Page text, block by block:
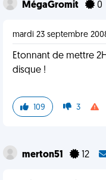
MégaGromit 0
mardi 23 septembre
Etonnant de mettre
disque !
109 3
merton51 12